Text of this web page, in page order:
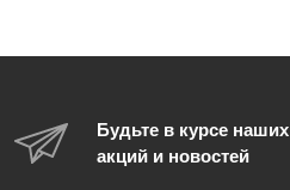
Будьте в курсе наших
акций и новостей